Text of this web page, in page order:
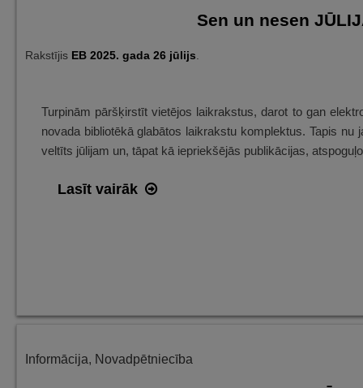
Sen un nesen
Rakstījis EB 2025. gada 26 jūlijs
Turpinām pāršķirstīt vietējos laikrakstus, darot to gan
novada bibliotēkā glabātos laikrakstu komplektus. Tapis
veltīts jūlijam un, tāpat kā iepriekšējās publikācijas,
Lasīt vairāk
ieskats
lappusēs
Informācija, Novadpētniecība